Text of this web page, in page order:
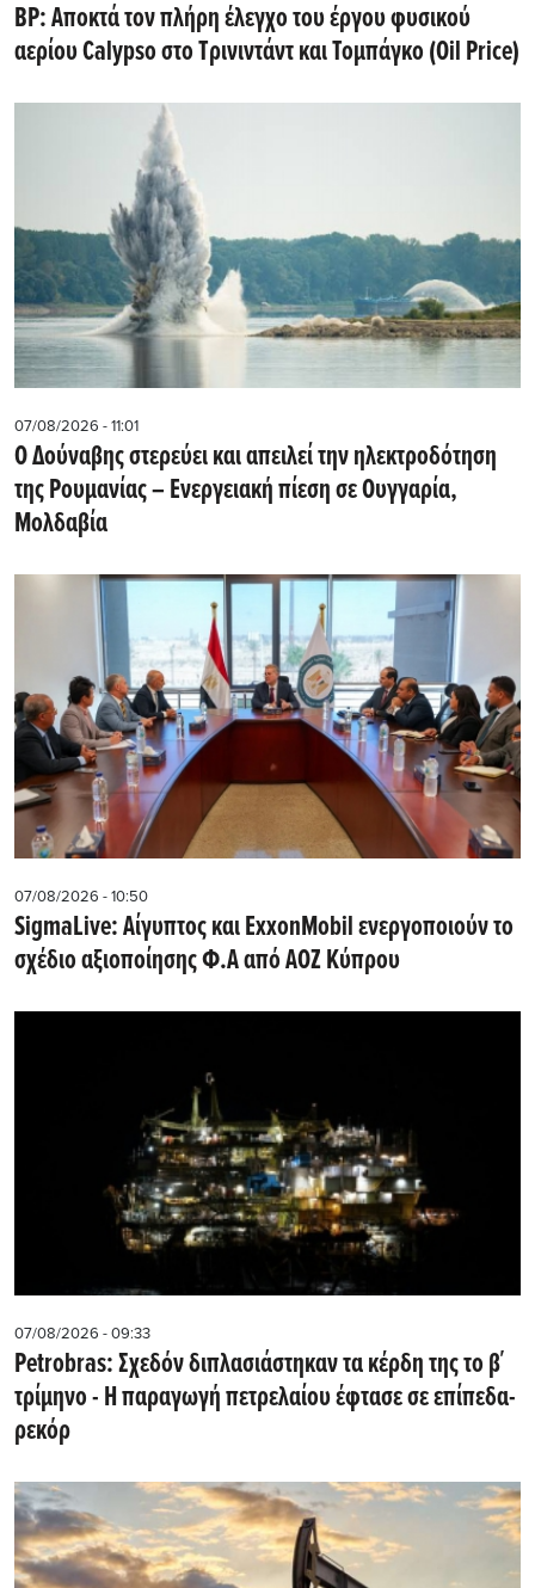
BP: Αποκτά τον πλήρη έλεγχο του έργου φυσικού
αερίου Calypso στο Τρινιντάντ και Τομπάγκο (Oil Price)
07/08/2026 - 11:01
Ο Δούναβης στερεύει και απειλεί την ηλεκτροδότηση
της Ρουμανίας – Ενεργειακή πίεση σε Ουγγαρία,
Μολδαβία
07/08/2026 - 10:50
SigmaLive: Αίγυπτος και ExxonMobil ενεργοποιούν το
σχέδιο αξιοποίησης Φ.Α από ΑΟΖ Κύπρου
07/08/2026 - 09:33
Petrobras: Σχεδόν διπλασιάστηκαν τα κέρδη της το β΄
τρίμηνο - Η παραγωγή πετρελαίου έφτασε σε επίπεδα-
ρεκόρ